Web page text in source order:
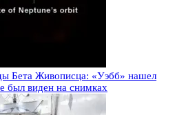
Бета Живописца: «Уэбб» нашел
был виден на снимках